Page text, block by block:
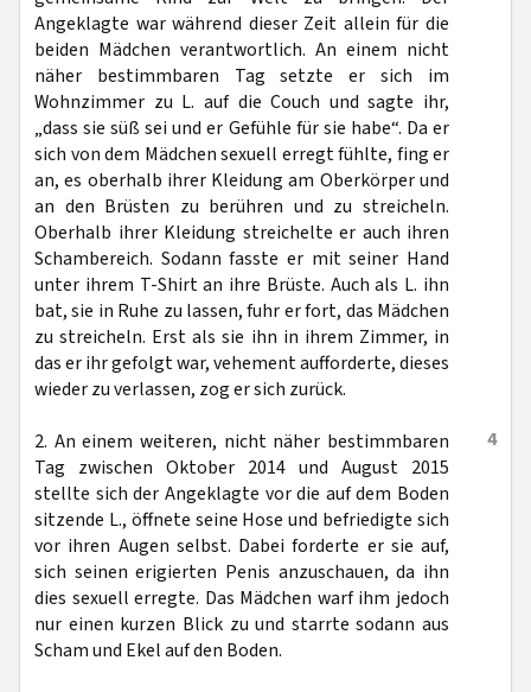
Angeklagte war während dieser Zeit allein für die
beiden Mädchen verantwortlich. An einem nicht
näher bestimmbaren Tag setzte er sich im
Wohnzimmer zu L. auf die Couch und sagte ihr,
„dass sie süß sei und er Gefühle für sie habe“. Da er
sich von dem Mädchen sexuell erregt fühlte, fing er
an, es oberhalb ihrer Kleidung am Oberkörper und
an den Brüsten zu berühren und zu streicheln.
Oberhalb ihrer Kleidung streichelte er auch ihren
Schambereich. Sodann fasste er mit seiner Hand
unter ihrem T-Shirt an ihre Brüste. Auch als L. ihn
bat, sie in Ruhe zu lassen, fuhr er fort, das Mädchen
zu streicheln. Erst als sie ihn in ihrem Zimmer, in
das er ihr gefolgt war, vehement aufforderte, dieses
wieder zu verlassen, zog er sich zurück.
4
2. An einem weiteren, nicht näher bestimmbaren
Tag zwischen Oktober 2014 und August 2015
stellte sich der Angeklagte vor die auf dem Boden
sitzende L., öffnete seine Hose und befriedigte sich
vor ihren Augen selbst. Dabei forderte er sie auf,
sich seinen erigierten Penis anzuschauen, da ihn
dies sexuell erregte. Das Mädchen warf ihm jedoch
nur einen kurzen Blick zu und starrte sodann aus
Scham und Ekel auf den Boden.